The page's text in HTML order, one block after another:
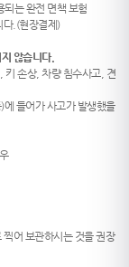
되는 완전 면책 보험
다.(현장결제)
않습니다.
키 손상, 차량 침수사고, 견
들어가 사고가 발생했을
어 보관하시는 것을 권장